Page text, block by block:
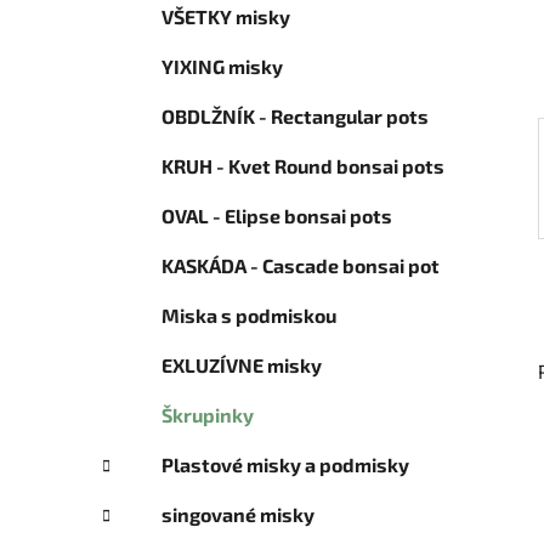
VŠETKY misky
YIXING misky
OBDLŽNÍK - Rectangular pots
KRUH - Kvet Round bonsai pots
OVAL - Elipse bonsai pots
KASKÁDA - Cascade bonsai pot
Miska s podmiskou
EXLUZÍVNE misky
Škrupinky
Plastové misky a podmisky
singované misky